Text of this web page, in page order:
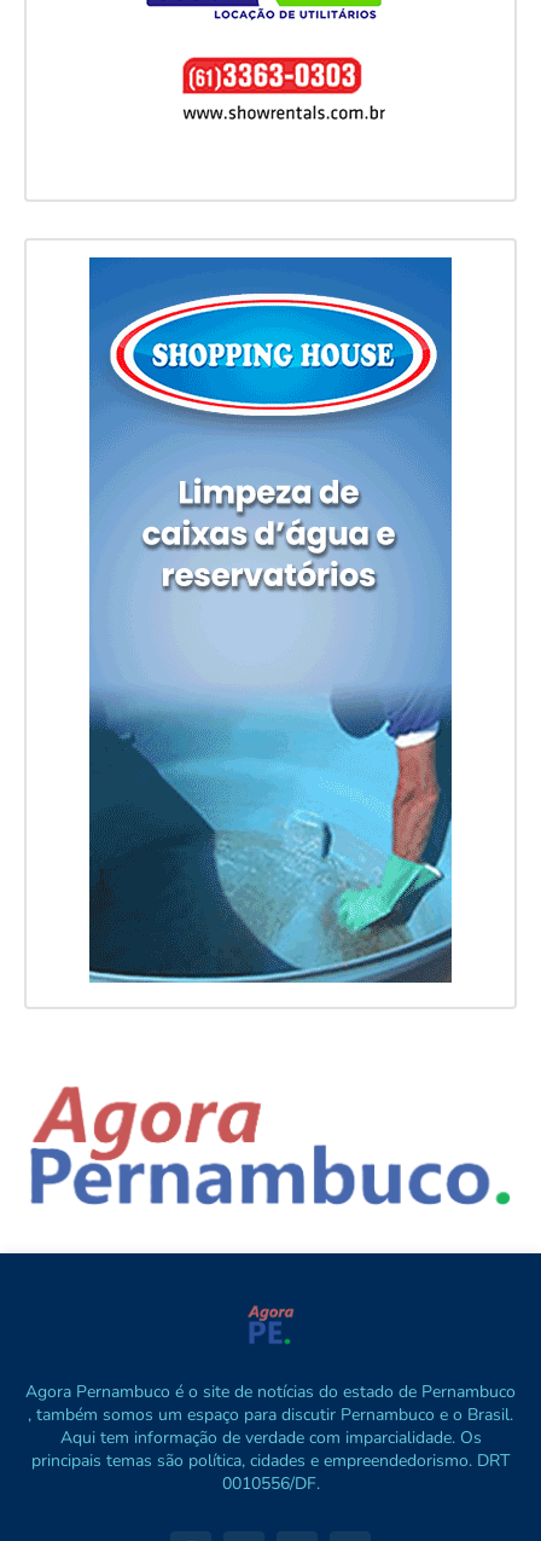
Agora Pernambuco é o site de notícias do estado de Pernambuco
, também somos um espaço para discutir Pernambuco e o Brasil.
Aqui tem informação de verdade com imparcialidade. Os
principais temas são política, cidades e empreendedorismo. DRT
0010556/DF.